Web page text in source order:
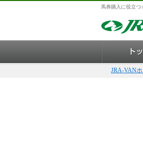
馬券購入に役立つ
JRA-VAN